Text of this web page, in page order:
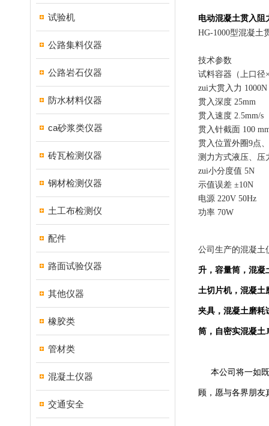
试验机
公路集料仪器
公路岩石仪器
防水材料仪器
ca砂浆类仪器
砖瓦检测仪器
钢材检测仪器
土工布检测仪
配件
路面试验仪器
其他仪器
橡胶类
管材类
混凝土仪器
交通安全
电动混凝土贯入阻
HG-1000型混凝土
技术参数
试料容器（上口径
zui大贯入力 1000N
贯入深度 25mm
贯入速度 2.5mm/s
贯入针截面 100
贯入位置外圈9点、
测力方式液压、压
zui小分度值 5N
示值误差 ±10N
电源 220V 50Hz
功率 70W
公司生产的混凝土
升，容量筒，混凝
土切片机，混凝土
夹具，混凝土磨耗
筒，自密实混凝土J
本公司将一如
顾，愿与各界朋友